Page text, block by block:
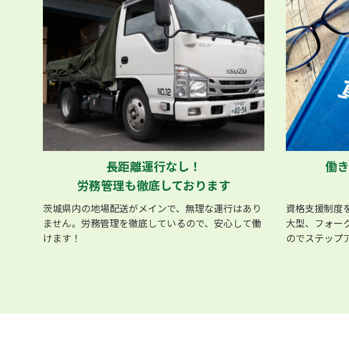
長距離運行なし！
労務管理も徹底しております
茨城県内の地場配送がメインで、無理な運行はあり
ません。労務管理を徹底しているので、安心して働
けます！
働
資格支援制度
大型、フォー
のでステップ